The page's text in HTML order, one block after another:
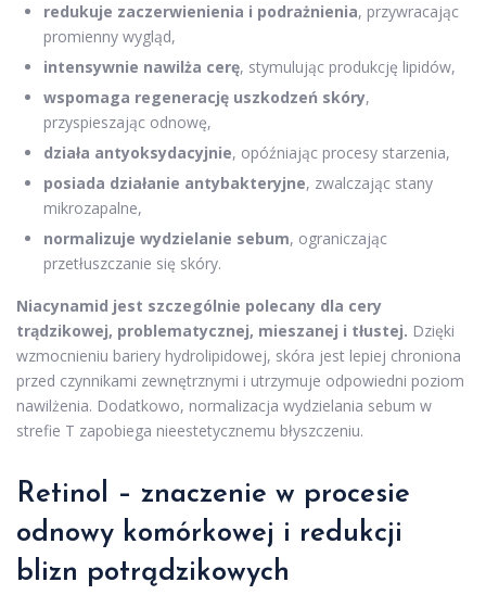
redukuje zaczerwienienia i podrażnienia, przywracając
promienny wygląd,
intensywnie nawilża cerę, stymulując produkcję lipidów,
wspomaga regenerację uszkodzeń skóry,
przyspieszając odnowę,
działa antyoksydacyjnie, opóźniając procesy starzenia,
posiada działanie antybakteryjne, zwalczając stany
mikrozapalne,
normalizuje wydzielanie sebum, ograniczając
przetłuszczanie się skóry.
Niacynamid jest szczególnie polecany dla cery
trądzikowej, problematycznej, mieszanej i tłustej. Dzięki
wzmocnieniu bariery hydrolipidowej, skóra jest lepiej chroniona
przed czynnikami zewnętrznymi i utrzymuje odpowiedni poziom
nawilżenia. Dodatkowo, normalizacja wydzielania sebum w
strefie T zapobiega nieestetycznemu błyszczeniu.
Retinol – znaczenie w procesie
odnowy komórkowej i redukcji
blizn potrądzikowych